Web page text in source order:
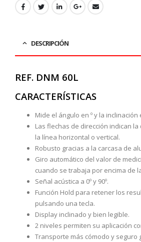
DESCRIPCIÓN
REF. DNM 60L
CARACTERÍSTICAS
Mide el ángulo en º y la inclinación
Las flechas de dirección indican
la línea horizontal o vertical.
Robusto gracias a la carcasa de
Giro automático del valor de
cuando se trabaja por encima de
Señal acústica a 0º y 90º.
Función Hold para retener los
pulsando una tecla.
Display inclinado y bien legible.
2 niveles permiten su aplicación
Transporte más cómodo y seguro